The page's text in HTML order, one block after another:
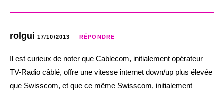
rolgui 17/10/2013 RÉPONDRE
Il est curieux de noter que Cablecom, initialement opérateur
TV-Radio câblé, offre une vitesse internet down/up plus élevée
que Swisscom, et que ce même Swisscom, initialement